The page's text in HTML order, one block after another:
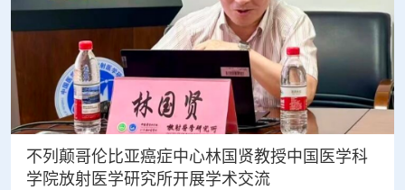
不列颠哥伦比亚癌症中心林国贤教授中国医学科
学院放射医学研究所开展学术交流